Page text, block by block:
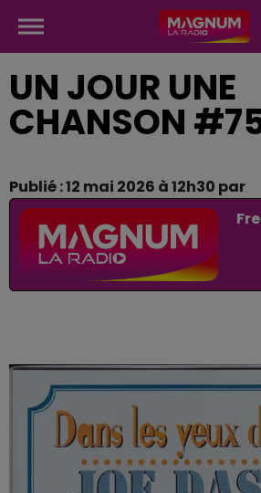
UN JOUR UNE
CHANSON
Publié : 12 mai 2026 à 12h30 par